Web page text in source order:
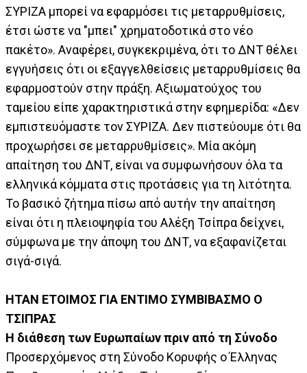
ΣΥΡΙΖΑ μπορεί να εφαρμόσει τις μεταρρυθμίσεις,
έτσι ώστε να "μπει" χρηματοδοτικά στο νέο
πακέτο». Αναφέρει, συγκεκριμένα, ότι το ΔΝΤ θέλει
εγγυήσεις ότι οι εξαγγελθείσεις μεταρρυθμίσεις θα
εφαρμοστούν στην πράξη. Αξιωματούχος του
ταμείου είπε χαρακτηριστικά στην εφημερίδα: «Δεν
εμπιστευόμαστε τον ΣΥΡΙΖΑ. Δεν πιστεύουμε ότι θα
προχωρήσει σε μεταρρυθμίσεις». Μία ακόμη
απαίτηση του ΔΝΤ, είναι να συμφωνήσουν όλα τα
ελληνικά κόμματα στις προτάσεις για τη λιτότητα.
Το βασικό ζήτημα πίσω από αυτήν την απαίτηση
είναι ότι η πλειοψηφία του Αλέξη Τσίπρα δείχνει,
σύμφωνα με την άποψη του ΔΝΤ, να εξαφανίζεται
σιγά-σιγά.
ΗΤΑΝ ΕΤΟΙΜΟΣ ΓΙΑ ΕΝΤΙΜΟ ΣΥΜΒΙΒΑΣΜΟ Ο
ΤΣΙΠΡΑΣ
Η διάθεση των Ευρωπαίων πριν από τη Σύνοδο
Προσερχόμενος στη Σύνοδο Κορυφής ο Έλληνας